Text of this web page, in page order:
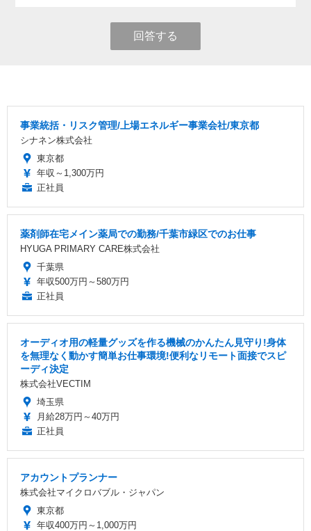
回答する
事業統括・リスク管理/上場エネルギー事業会社/東京都
シナネン株式会社
東京都
年収～1,300万円
正社員
薬剤師在宅メイン薬局での勤務/千葉市緑区でのお仕事
HYUGA PRIMARY CARE株式会社
千葉県
年収500万円～580万円
正社員
オーディオ用の軽量グッズを作る機械のかんたん見守り!身体
を無理なく動かす簡単お仕事環境!便利なリモート面接でスピ
ーディ決定
株式会社VECTIM
埼玉県
月給28万円～40万円
正社員
アカウントプランナー
株式会社マイクロバブル・ジャパン
東京都
年収400万円～1,000万円